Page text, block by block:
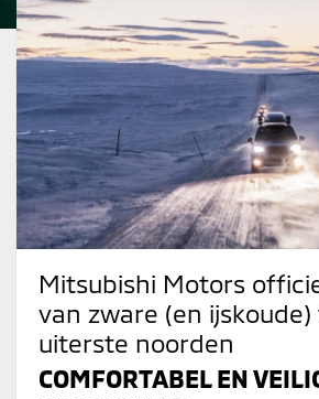
Mitsubishi Motors
van zware (en
uiterste noorden
COMFORTABEL EN